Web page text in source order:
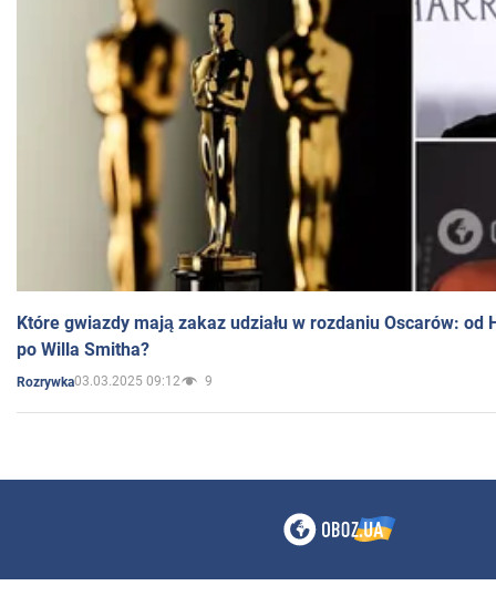
Które gwiazdy mają zakaz udziału w rozdaniu Oscarów: od
po Willa Smitha?
Rozrywka03.03.2025 09:12 9